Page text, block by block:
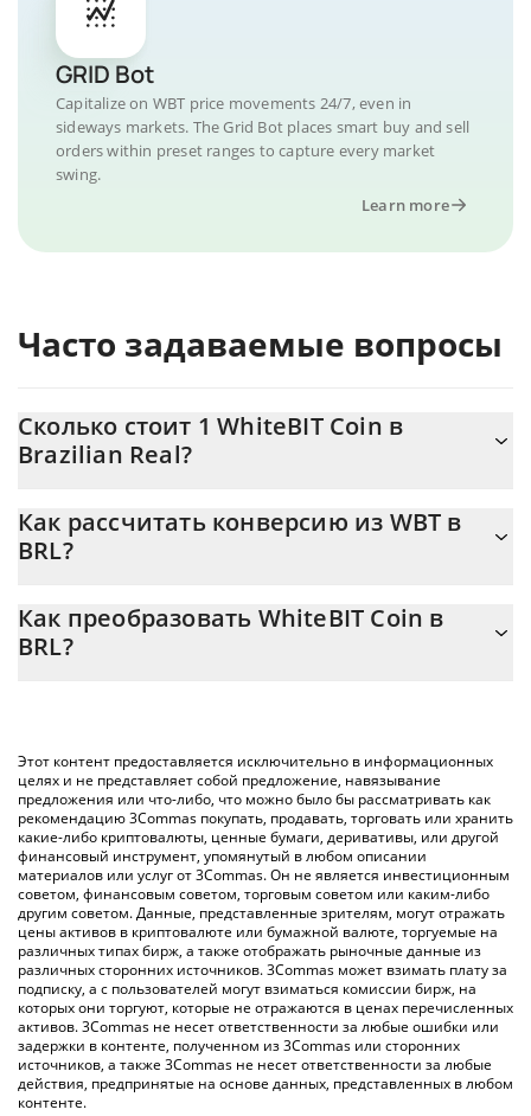
GRID Bot
Capitalize on WBT price movements 24/7, even in
sideways markets. The Grid Bot places smart buy and sell
orders within preset ranges to capture every market
swing.
Learn more
Часто задаваемые вопросы
Сколько стоит 1 WhiteBIT Coin в
Brazilian Real?
На данный момент 1 WhiteBIT Coin равно 286.54 {toSymbol
Как рассчитать конверсию из WBT в
BRL?
рассчитать цену конвертации WBT в BRL, просто введя сумму
WhiteBIT Coin в соответствующее поле, и автоматически
цен WhiteBIT Coin, чтобы проверить последние цены на
WhiteBIT Coin в основных фиатных и криптовалютах.
Как преобразовать WhiteBIT Coin в
BRL?
Этот контент предоставляется исключительно в информационных
целях и не представляет собой предложение, навязывание
предложения или что-либо, что можно было бы рассматривать как
рекомендацию 3Commas покупать, продавать, торговать или хранить
какие-либо криптовалюты, ценные бумаги, деривативы, или другой
финансовый инструмент, упомянутый в любом описании
материалов или услуг от 3Commas. Он не является инвестиционным
советом, финансовым советом, торговым советом или каким-либо
другим советом. Данные, представленные зрителям, могут отражать
цены активов в криптовалюте или бумажной валюте, торгуемые на
различных типах бирж, а также отображать рыночные данные из
различных сторонних источников. 3Commas может взимать плату за
подписку, а с пользователей могут взиматься комиссии бирж, на
которых они торгуют, которые не отражаются в ценах перечисленных
активов. 3Commas не несет ответственности за любые ошибки или
задержки в контенте, полученном из 3Commas или сторонних
источников, а также 3Commas не несет ответственности за любые
действия, предпринятые на основе данных, представленных в любом
контенте.